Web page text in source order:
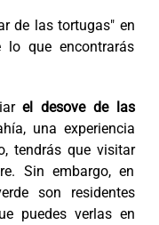
de las tortugas" en
lo que encontrarás
el desove de las
una experiencia
tendrás que visitar
Sin embargo, en
son residentes
puedes verlas en